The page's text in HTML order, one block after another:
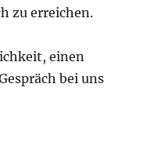
zu erreichen.
einen
bei uns